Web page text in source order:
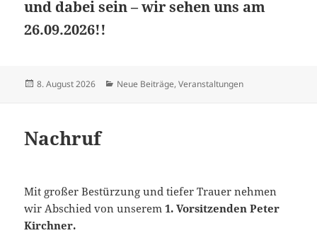
und dabei sein – wir sehen uns am
26.09.2026!!
Veröffentlicht
8. August 2026 Kategorien
Neue Beiträge,Veranstaltungen
Nachruf
Mit großer Bestürzung und tiefer Trauer nehmen
wir Abschied von unserem1. Vorsitzenden Peter
Kirchner.